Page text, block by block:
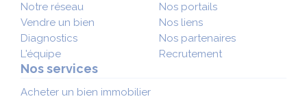
Notre réseau
Vendre un bien
Diagnostics
L'équipe
Nos portails
Nos liens
Nos partenaires
Recrutement
Nos services
Acheter un bien immobilier